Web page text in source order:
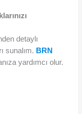
detaylı
sunalım. BRN
yardımcı olur.